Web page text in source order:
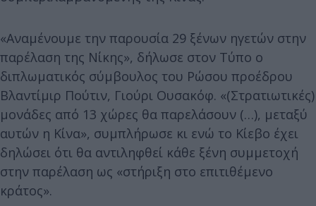
«Αναμένουμε την παρουσία 29 ξένων ηγετών στην
παρέλαση της Νίκης», δήλωσε στον Τύπο ο
διπλωματικός σύμβουλος του Ρώσου προέδρου
Βλαντίμιρ Πούτιν, Γιούρι Ουσακόφ. «(Στρατιωτικές)
μονάδες από 13 χώρες θα παρελάσουν (…), μεταξύ
αυτών η Κίνα», συμπλήρωσε κι ενώ το Κίεβο έχει
δηλώσει ότι θα αντιληφθεί κάθε ξένη συμμετοχή
στην παρέλαση ως «στήριξη στο επιτιθέμενο
κράτος».